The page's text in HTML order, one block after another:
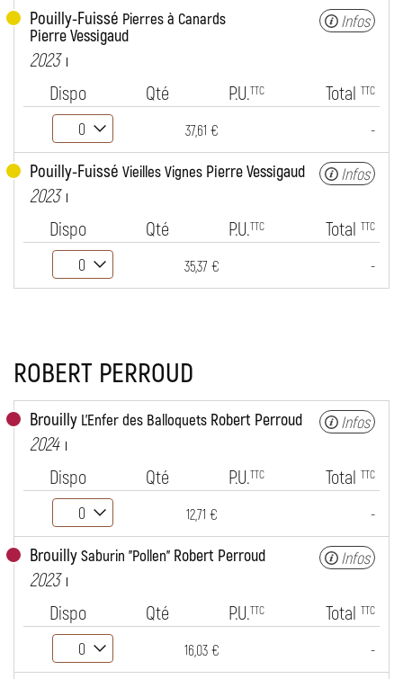
Pouilly-Fuissé Pierres à Canards
Pierre Vessigaud
2023
Infos
Dispo Qté P.U.TTC Total TTC
37,61 € -
Pouilly-Fuissé Vieilles Vignes Pierre Vessigaud
2023
Infos
Dispo Qté P.U.TTC Total TTC
35,37 € -
ROBERT PERROUD
Brouilly L'Enfer des Balloquets Robert Perroud
2024
Infos
Dispo Qté P.U.TTC Total TTC
12,71 € -
Brouilly Saburin "Pollen" Robert Perroud
2023
Infos
Dispo Qté P.U.TTC Total TTC
16,03 € -